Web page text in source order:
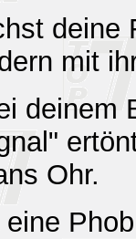
deine
mit
deinem
Ohr.